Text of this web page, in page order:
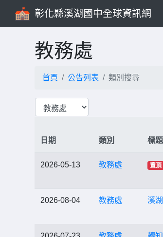
彰化縣溪湖國中全球資訊網
教務處
首頁 公告列表 類別搜尋
日期 類別 標題
2026-05-13 教務處 置頂
2026-08-04 教務處 溪